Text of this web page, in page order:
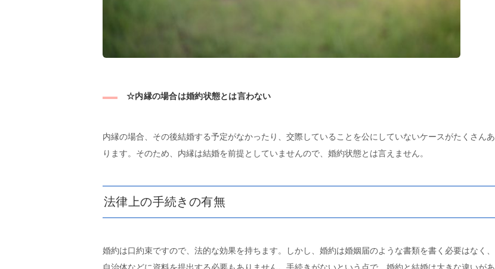
☆内縁の場合は婚約状態とは言わない
内縁の場合、その後結婚する予定がなかったり、交際していることを公にしていないケースがたくさんあ
ります。そのため、内縁は結婚を前提としていませんので、婚約状態とは言えません。
法律上の手続きの有無
婚約は口約束ですので、法的な効果を持ちます。しかし、婚約は婚姻届のような書類を書く必要はなく、